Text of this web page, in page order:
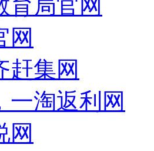
育局官网
网
赶集网
一淘返利网
网